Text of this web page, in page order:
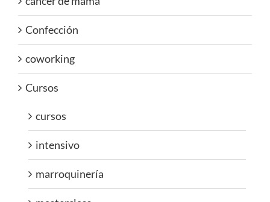
Confección
coworking
Cursos
cursos
intensivo
marroquinería